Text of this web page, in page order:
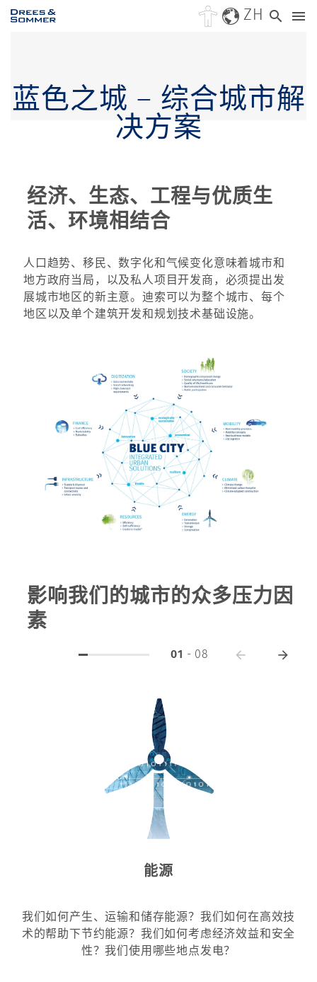
ZH
蓝色之城 – 综合城市解
决方案
经济、生态、工程与优质生
活、环境相结合
人口趋势、移民、数字化和气候变化意味着城市和
地方政府当局，以及私人项目开发商，必须提出发
展城市地区的新主意。迪索可以为整个城市、每个
地区以及单个建筑开发和规划技术基础设施。
影响我们的城市的众多压力因
素
能源
我们如何产生、运输和储存能源？我们如何在高效技
术的帮助下节约能源？我们如何考虑经济效益和安全
性？我们使用哪些地点发电？
01 - 08